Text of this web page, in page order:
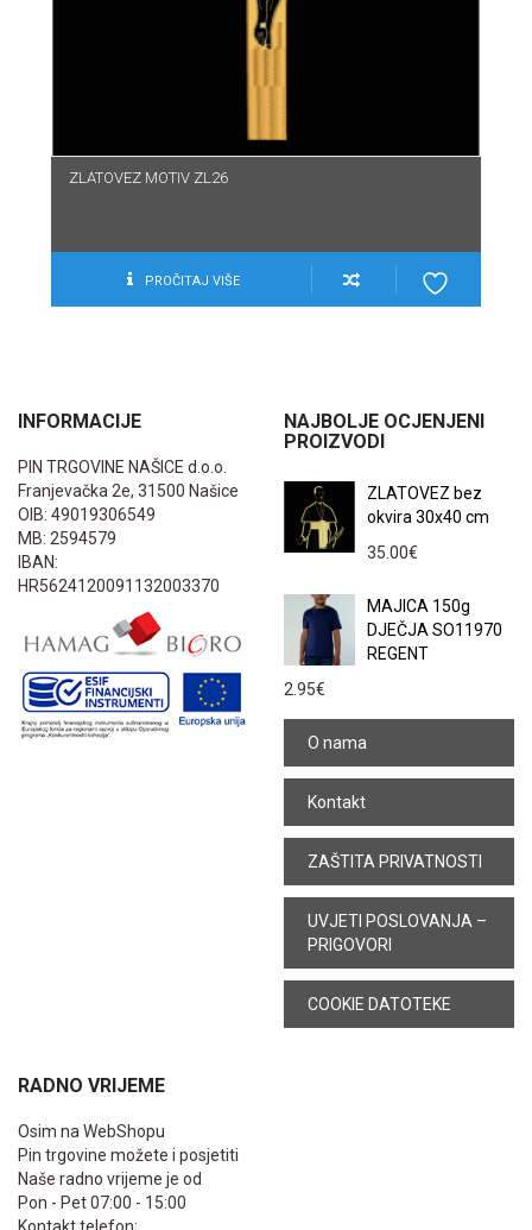
ZLATOVEZ MOTIV ZL26
PROČITAJ VIŠE
INFORMACIJE
PIN TRGOVINE NAŠICE d.o.o.
Franjevačka 2e, 31500 Našice
OIB: 49019306549
MB: 2594579
IBAN:
HR5624120091132003370
NAJBOLJE OCJENJENI
PROIZVODI
ZLATOVEZ bez
okvira 30x40 cm
35.00€
MAJICA 150g
DJEČJA SO11970
REGENT
2.95€
O nama
Kontakt
ZAŠTITA PRIVATNOSTI
UVJETI POSLOVANJA –
PRIGOVORI
COOKIE DATOTEKE
RADNO VRIJEME
Osim na WebShopu
Pin trgovine možete i posjetiti
Naše radno vrijeme je od
Pon - Pet 07:00 - 15:00
Kontakt telefon: